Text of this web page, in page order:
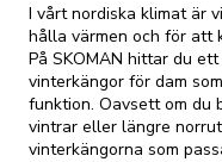
I vårt nordiska klimat är
hålla värmen och för att
På SKOMAN hittar du
vinterkängor för dam
funktion. Oavsett om du
vintrar eller längre
vinterkängorna som